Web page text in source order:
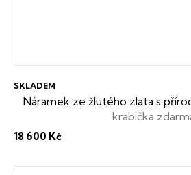
Náramek ze žlutého zlata s
krabička
SKLADEM
18 600 Kč